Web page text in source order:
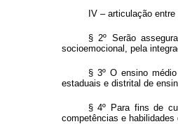
IV – articulação
§ 2º Serão
socioemocional, pela
§ 3º O ensino
estaduais e distrital de
§ 4º Para fins de
competências e